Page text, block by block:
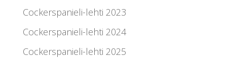
Cockerspanieli-lehti 2023
Cockerspanieli-lehti 2024
Cockerspanieli-lehti 2025